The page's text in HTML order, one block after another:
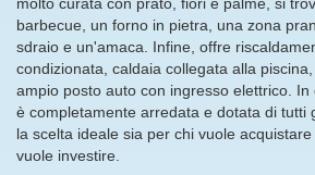
barbecue, un forno in pietra, una zona
sdraio e un'amaca. Infine, offre
condizionata, caldaia collegata alla
ampio posto auto con ingresso elettrico.
è completamente arredata e dotata di tutti
la scelta ideale sia per chi vuole
vuole investire.